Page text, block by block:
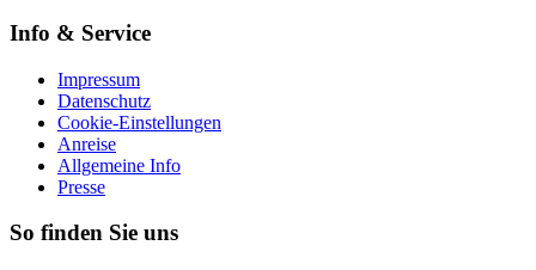
Info & Service
Impressum
Datenschutz
Cookie-Einstellungen
Anreise
Allgemeine Info
Presse
So finden Sie uns